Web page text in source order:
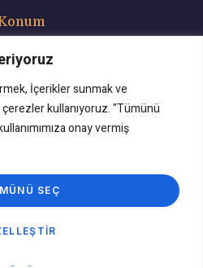
İçerikler sunmak ve
kullanıyoruz. "Tümünü
onay vermiş
SEÇ